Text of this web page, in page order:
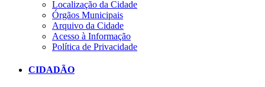
Localização da Cidade
Órgãos Municipais
Arquivo da Cidade
Acesso à Informação
Política de Privacidade
CIDADÃO